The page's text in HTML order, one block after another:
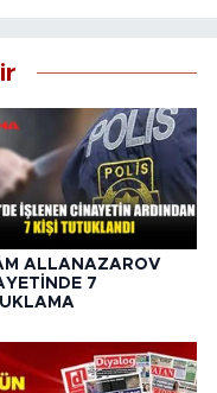
ALLANAZAROV
7